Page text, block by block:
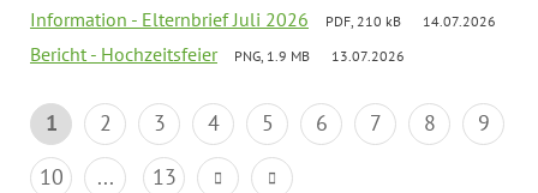
Information - Elternbrief Juli 2026 PDF, 210 kB 14.07.2026
Bericht - Hochzeitsfeier PNG, 1.9 MB 13.07.2026
1 2 3 4 5 6 7 8
9
10
... 13